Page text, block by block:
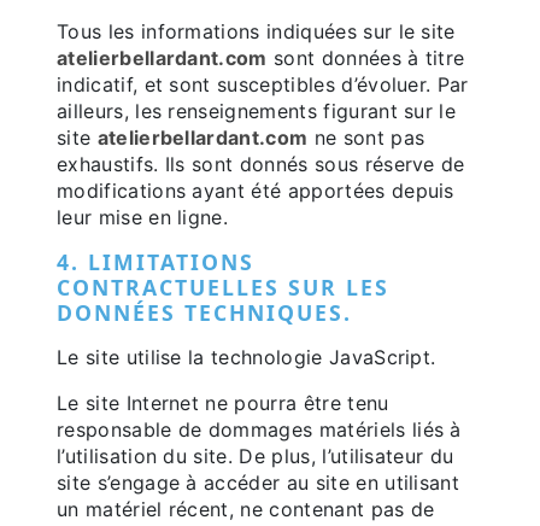
Tous les informations indiquées sur le site
atelierbellardant.com sont données à titre
indicatif, et sont susceptibles d’évoluer. Par
ailleurs, les renseignements figurant sur le
site atelierbellardant.com ne sont pas
exhaustifs. Ils sont donnés sous réserve de
modifications ayant été apportées depuis
leur mise en ligne.
4. LIMITATIONS
CONTRACTUELLES SUR LES
DONNÉES TECHNIQUES.
Le site utilise la technologie JavaScript.
Le site Internet ne pourra être tenu
responsable de dommages matériels liés à
l’utilisation du site. De plus, l’utilisateur du
site s’engage à accéder au site en utilisant
un matériel récent, ne contenant pas de